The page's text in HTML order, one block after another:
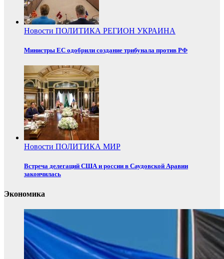
Новости ПОЛИТИКА РЕГИОН УКРАИНА
Министры ЕС одобрили создание трибунала против РФ
Новости ПОЛИТИКА МИР
Встреча делегаций США и россии в Саудовской Аравии
закончилась
Экономика